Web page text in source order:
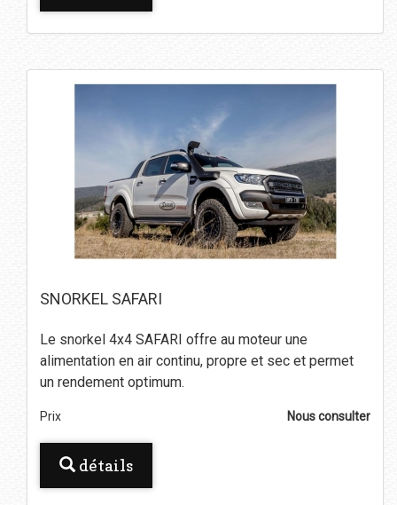
SNORKEL SAFARI
Le snorkel 4x4 SAFARI offre au moteur une
alimentation en air continu, propre et sec et permet
un rendement optimum.
Prix Nous consulter
détails